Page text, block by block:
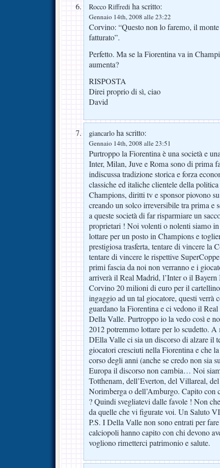
Rocco Riffredi ha scritto:
Gennaio 14th, 2008 alle 23:22
Corvino: “Questo non lo faremo, il
fatturato”.
Perfetto. Ma se la Fiorentina va in
aumenta?
RISPOSTA
Direi proprio di sì, ciao
David
giancarlo ha scritto:
Gennaio 14th, 2008 alle 23:51
Purtroppo la Fiorentina è una società e
Inter, Milan, Juve e Roma sono di prima
indiscussa tradizione storica e forza
classiche ed italiche clientele della
Champions, diritti tv e sponsor piovono
creando un solco irreversibile tra prima e
a queste società di far risparmiare un
proprietari ! Noi volenti o nolenti siamo in
lottare per un posto in Champions e
prestigiosa trasferta, tentare di vincere la
tentare di vincere le rispettive
primi fascia da noi non verranno e i
arriverà il Real Madrid, l’Inter o il
Corvino 20 milioni di euro per il
ingaggio ad un tal giocatore, questi verrà
guardano la Fiorentina e ci vedono il
Della Valle. Purtroppo io la vedo così e
2012 potremmo lottare per lo scudetto.
DElla Valle ci sia un discorso di alzare il
giocatori cresciuti nella Fiorentina e che
corso degli anni (anche se credo non sia
Europa il discorso non cambia… Noi
Totthenam, dell’Everton, del Villareal,
Norimberga o dell’Amburgo. Capito con
? Quindi svegliatevi dalle favole ! Non
da quelle che vi figurate voi. Un Saluto
P.S. I Della Valle non sono entrati per
calciopoli hanno capito con chi devono
vogliono rimetterci patrimonio e salute.